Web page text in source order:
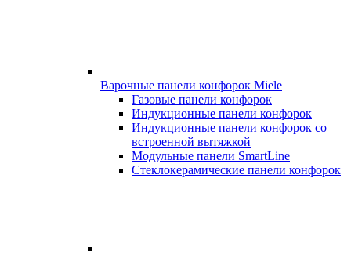
Варочные панели конфорок Miele
Газовые панели конфорок
Индукционные панели конфорок
Индукционные панели конфорок со
встроенной вытяжкой
Модульные панели SmartLine
Стеклокерамические панели конфорок